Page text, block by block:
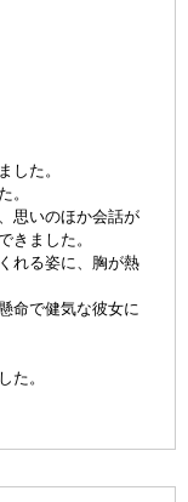
した。
。
思いのほか会話が
きました。
れる姿に 、胸が熱
命で健気な彼女に
た。